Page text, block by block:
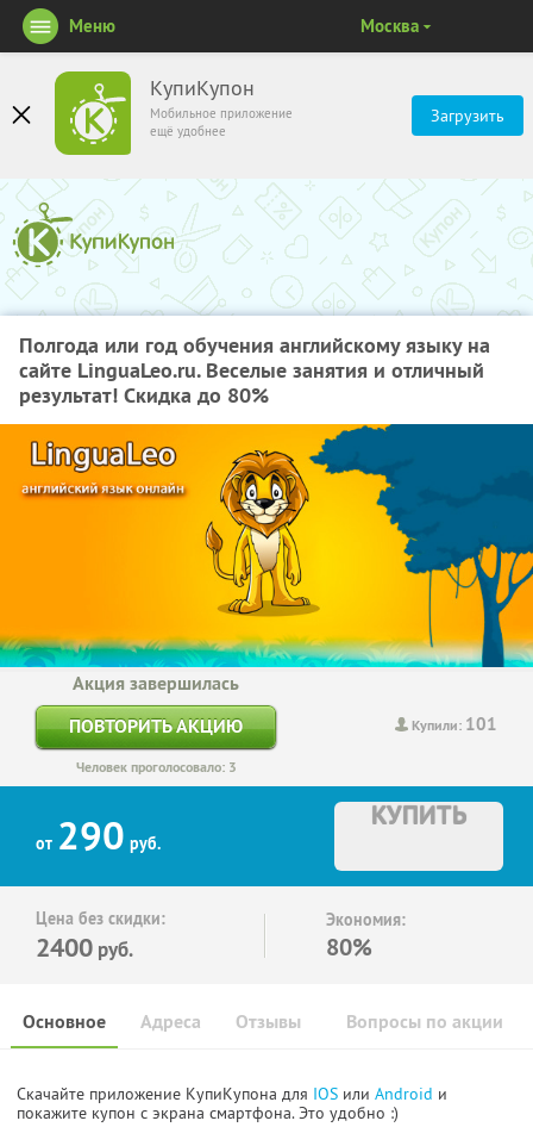
КупиКупон
Мобильное приложение
ещё удобнее
Загрузить
Меню Москва
Полгода или год обучения английскому языку на
сайте LinguaLeo.ru. Веселые занятия и отличный
результат! Скидка до 80%
Купили: 101
Акция завершилась
ПОВТОРИТЬ АКЦИЮ
Человек проголосовало: 3
от 290 руб.
КУПИТЬ
Цена без скидки:
2400 руб.
Экономия:
80%
Основное Отзывы Вопросы по акции
Адреса
Скачайте приложение КупиКупона для IOS или Android и
покажите купон с экрана смартфона. Это удобно :)